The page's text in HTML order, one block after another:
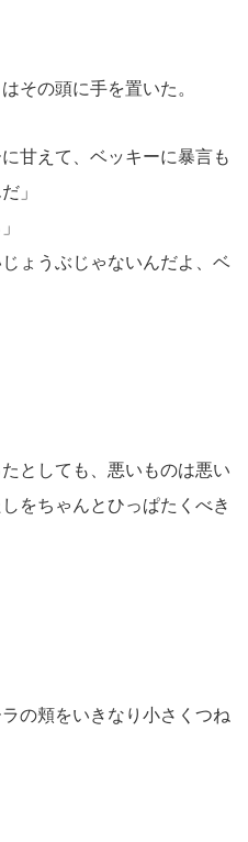
その頭に手を置いた。
甘えて、ベッキーに暴言も
」
ょうぶじゃないんだよ、ベ
としても、悪いものは悪い
をちゃんとひっぱたくべき
の頬をいきなり小さくつね